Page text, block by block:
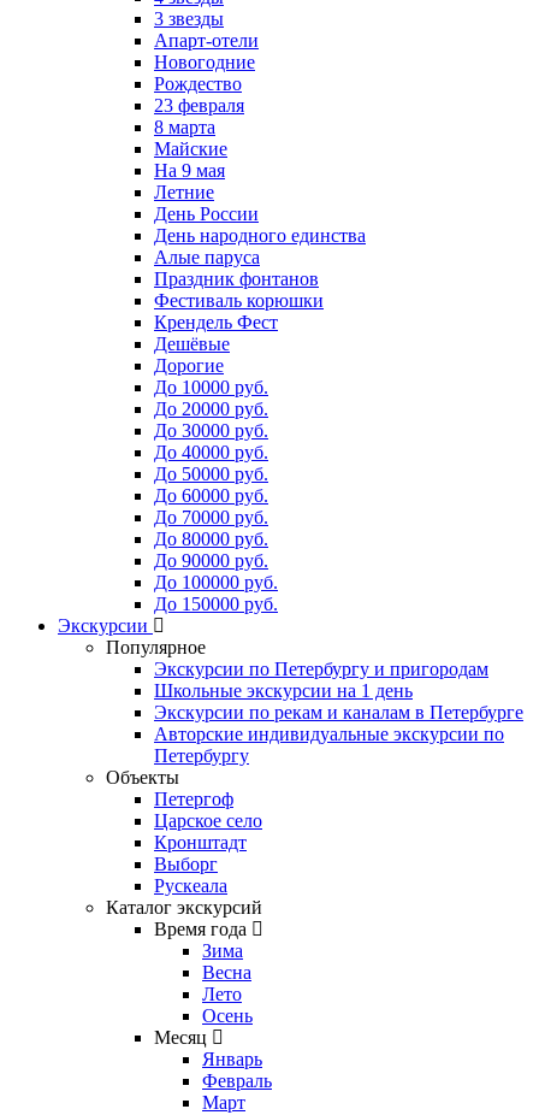
3 звезды
Апарт-отели
Новогодние
Рождество
23 февраля
8 марта
Майские
На 9 мая
Летние
День России
День народного единства
Алые паруса
Праздник фонтанов
Фестиваль корюшки
Крендель Фест
Дешёвые
Дорогие
До 10000 руб.
До 20000 руб.
До 30000 руб.
До 40000 руб.
До 50000 руб.
До 60000 руб.
До 70000 руб.
До 80000 руб.
До 90000 руб.
До 100000 руб.
До 150000 руб.
Экскурсии
Популярное
Экскурсии по Петербургу и пригородам
Школьные экскурсии на 1 день
Экскурсии по рекам и каналам в Петербурге
Авторские индивидуальные экскурсии по
Петербургу
Объекты
Петергоф
Царское село
Кронштадт
Выборг
Рускеала
Каталог экскурсий
Время года
Зима
Весна
Лето
Осень
Месяц
Январь
Февраль
Март